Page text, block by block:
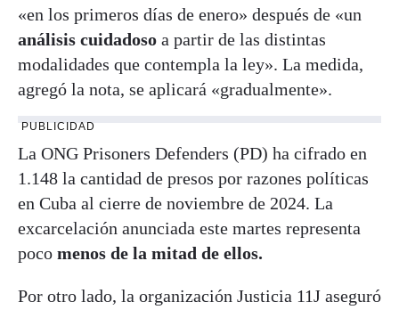
«en los primeros días de enero» después de «un
análisis cuidadoso a partir de las distintas
modalidades que contempla la ley». La medida,
agregó la nota, se aplicará «gradualmente».
PUBLICIDAD
La ONG Prisoners Defenders (PD) ha cifrado en
1.148 la cantidad de presos por razones políticas
en Cuba al cierre de noviembre de 2024. La
excarcelación anunciada este martes representa
poco menos de la mitad de ellos.
Por otro lado, la organización Justicia 11J aseguró